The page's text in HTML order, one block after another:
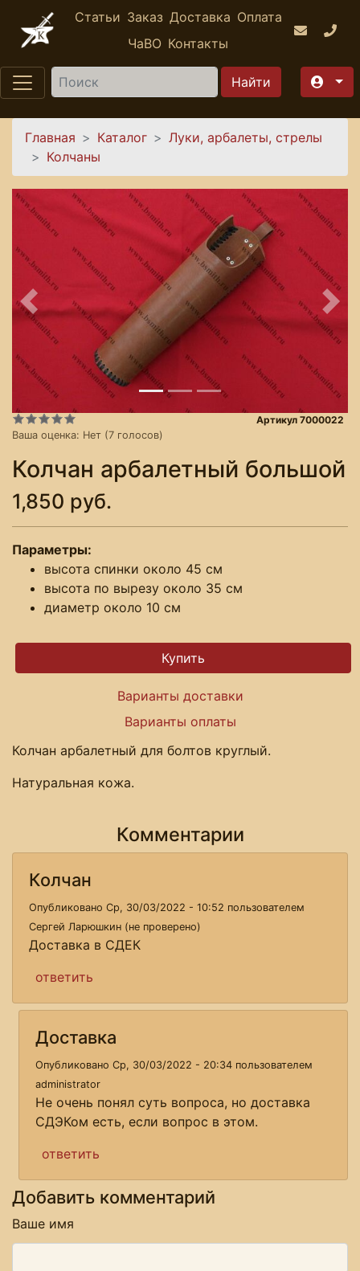
Перейти к основному содержанию
Статьи Заказ Доставка Оплата
ЧаВО Контакты
Найти
Вы здесь
Главная Каталог
Луки, арбалеты, стрелы
Колчаны
Предыдущее
Ваша оценка: Нет (7 голосов)
Артикул 7000022
Колчан арбалетный большой
1,850 руб.
Параметры:
высота спинки около 45 см
высота по вырезу около 35 см
диаметр около 10 см
Варианты доставки
Варианты оплаты
Колчан арбалетный для болтов круглый.
Натуральная кожа.
Комментарии
Колчан
Опубликовано Ср, 30/03/2022 - 10:52 пользователем
Сергей Ларюшкин (не проверено)
Доставка в СДЕК
ответить
Доставка
Опубликовано Ср, 30/03/2022 - 20:34 пользователем
administrator
Не очень понял суть вопроса, но доставка
СДЭКом есть, если вопрос в этом.
ответить
Добавить комментарий
Ваше имя